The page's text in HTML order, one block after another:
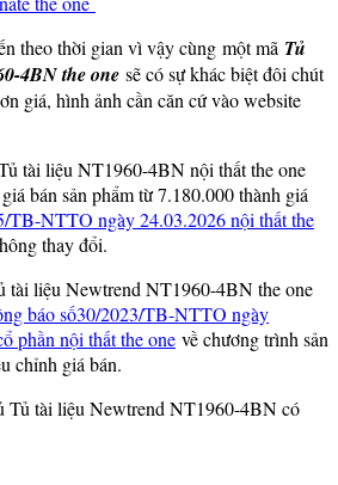
theo thời gian vì vậy cùng một mã Tủ
4BN the one sẽ có sự khác biệt đôi chút
giá, hình ảnh cần căn cứ vào website
tài liệu NT1960-4BN nội thất the one
bán sản phẩm từ 7.180.000 thành giá
TB-NTTO ngày 24.03.2026 nội thất the
thay đổi.
tài liệu Newtrend NT1960-4BN the one
báo số30/2023/TB-NTTO ngày
phần nội thất the one về chương trình sản
chỉnh giá bán.
Tủ tài liệu Newtrend NT1960-4BN có